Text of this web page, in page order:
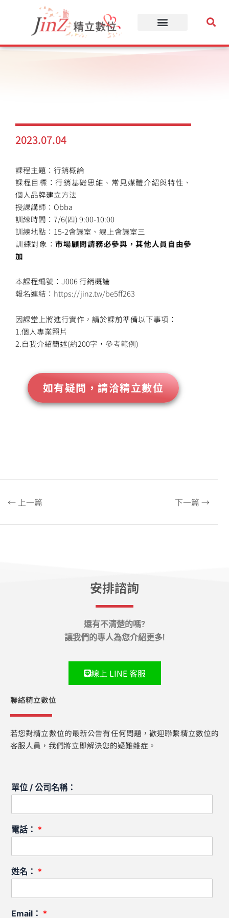
要
2023.07.04
課程主題：行銷概論
課程目標：行銷基礎思維、常見媒體介紹與特性、
個人品牌建立方法
授課講師：Obba
訓練時間：7/6(四) 9:00-10:00
訓練地點：15-2會議室、線上會議室三
訓練對象：市場顧問請務必參與，其他人員自由參
加
本課程編號：J006 行銷概論
報名連結： https://jinz.tw/be5ff263
因課堂上將進行實作，請於課前準備以下事項：
1.個人專業照片
2.自我介紹簡述(約200字， 參考範例)
如有疑問，請洽精立數位
← 上一篇 下一篇 →
安排諮詢
還有不清楚的嗎?
讓我們的專人為您介紹更多!
線上 LINE 客服
聯絡精立數位
若您對精立數位的最新公告有任何問題，歡迎聯繫精立數位的
客服人員，我們將立即解決您的疑難雜症。
單位 / 公司名稱：
電話： *
姓名： *
Email： *